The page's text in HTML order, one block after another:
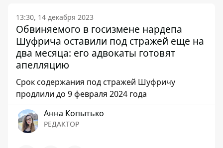
13:30, 14 декабря 2023
Обвиняемого в госизмене нардепа
Шуфрича оставили под стражей еще на
два месяца: его адвокаты готовят
апелляцию
Срок содержания под стражей Шуфричу
продлили до 9 февраля 2024 года
Анна Копытько
РЕДАКТОР